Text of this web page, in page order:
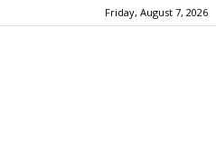
Friday, August 7, 2026